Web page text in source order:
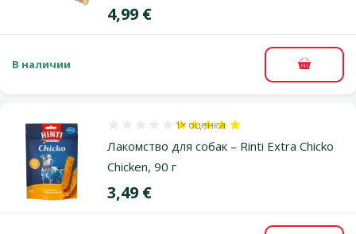
Цена
4,99 €
В наличии В
Лакомство для собак – Rinti Extra Chicko
Chicken, 90 г
Оценка 100%, количество оценок: 1
1× оценка
Цена
3,49 €